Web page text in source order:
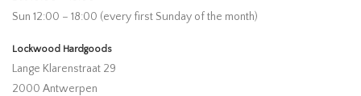
Sun 12:00 – 18:00 (every first Sunday of the month)
Lockwood Hardgoods
Lange Klarenstraat 29
2000 Antwerpen